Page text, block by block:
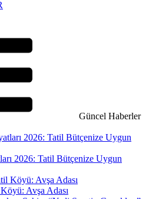
Güncel Haberler
2026: Tatil Bütçenize Uygun
Avşa Adası